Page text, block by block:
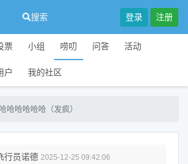
搜索 登录 注册
票 小组 唠叨 问答 活动
户 我的社区
哈哈哈哈哈（发疯）
行员诺德 2025-12-25 09:42:06